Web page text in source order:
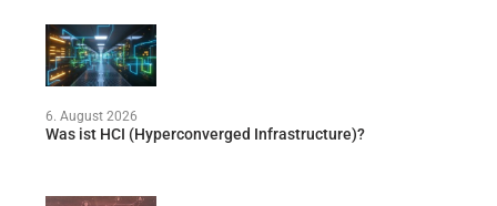
6. August 2026
Was ist HCI (Hyperconverged Infrastructure)?